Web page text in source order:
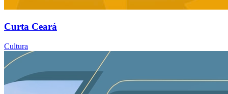
Curta Ceará
Cultura